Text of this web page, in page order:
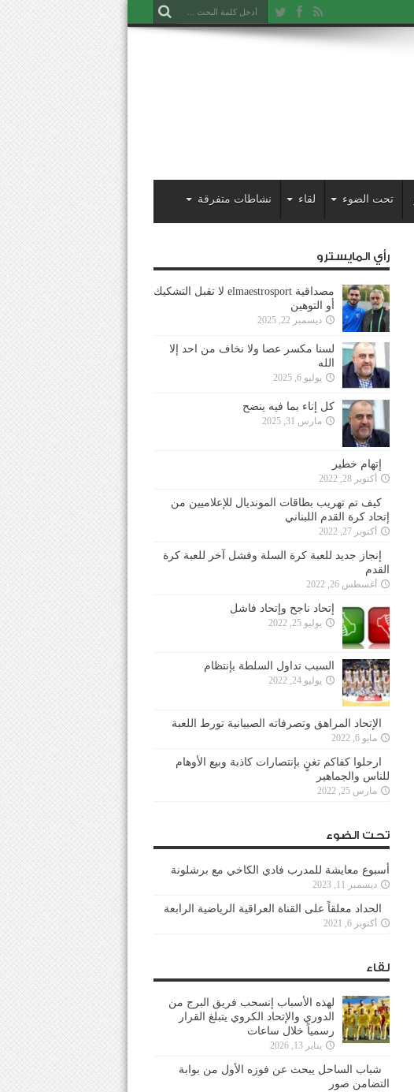
تحت الضوء لقاء نشاطات متفرقة
رأي المايسترو
مصداقية elmaestrosport لا تقبل التشكيك
أو التوهين
ديسمبر 22, 2025
لسنا مكسر عصا ولا نخاف من احد إلا
الله
يوليو 6, 2025
كل إناء بما فيه ينضح
مارس 31, 2025
إتهام خطير
أكتوبر 28, 2022
كيف تم تهريب بطاقات المونديال للإعلاميين من
إتحاد كرة القدم اللبناني
أكتوبر 27, 2022
إنجاز جديد للعبة كرة السلة وفشل آخر للعبة كرة
القدم
أغسطس 26, 2022
إتحاد ناجح وإتحاد فاشل
يوليو 25, 2022
السبب تداول السلطة بإنتظام
يوليو 24, 2022
الإتحاد المراهق وتصرفاته الصبيانية تورط اللعبة
مايو 6, 2022
ارحلوا كفاكم تغنٍ بإنتصارات كاذبة وبيع الأوهام
للناس والجماهير
مارس 25, 2022
تحت الضوء
أسبوع معايشة للمدرب فادي الكاخي مع برشلونة
ديسمبر 11, 2023
الحداد معلقاً على القناة العراقية الرياضية الرابعة
أكتوبر 6, 2021
لقاء
لهذه الأسباب إنسحب فريق البرج من
الدوري والإتحاد الكروي يتبلغ القرار
رسمياً خلال ساعات
يناير 13, 2026
شباب الساحل يبحث عن فوزه الأول من بوابة
التضامن صور